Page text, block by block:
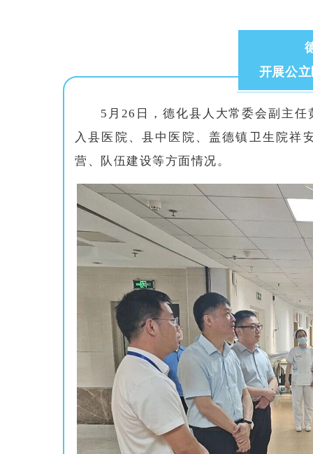
开展公
5月26日，德化县人大常委会副主
入县医院、县中医院、盖德镇卫生院祥
营、队伍建设等方面情况。